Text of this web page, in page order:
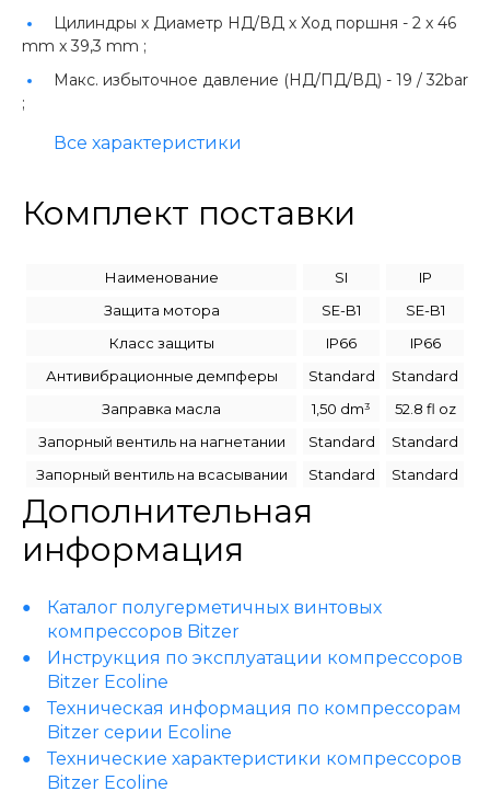
Цилиндры х Диаметр НД/ВД х Ход поршня - 2 x 46
mm x 39,3 mm ;
Макс. избыточное давление (НД/ПД/ВД) - 19 / 32bar
;
Все характеристики
Комплект поставки
Наименование SI
IP
Защита мотора
SE-B1
SE-B1
Класс защиты
IP66
IP66
Антивибрационные демпферы
Standard
Standard
Заправка масла
1,50 dm³
52.8 fl oz
Запорный вентиль на нагнетании
Standard
Standard
Запорный вентиль на всасывании
Standard Standard
Дополнительная
информация
Каталог полугерметичных винтовых
компрессоров Bitzer
Инструкция по эксплуатации компрессоров
Bitzer Ecoline
Техническая информация по компрессорам
Bitzer серии Ecoline
Технические характеристики компрессоров
Bitzer Ecoline